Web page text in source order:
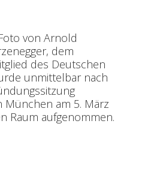
von Arnold
dem
des Deutschen
unmittelbar nach
München am 5. März
Raum aufgenommen.